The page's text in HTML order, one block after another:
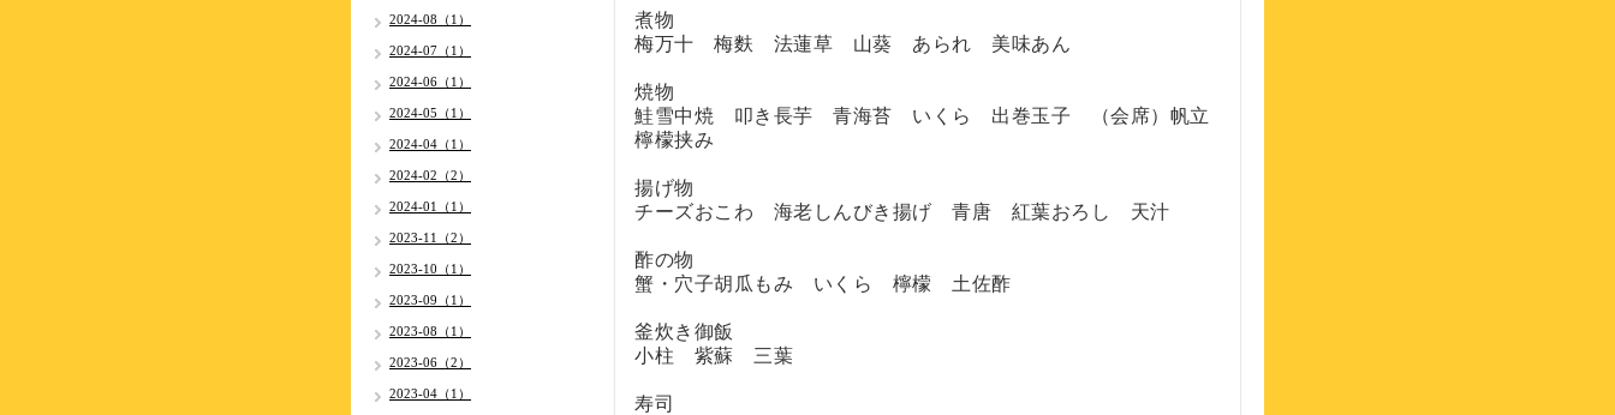
煮物
梅万十 梅麩 法蓮草 山葵 あられ 美味あん
焼物
鮭雪中焼 叩き長芋 青海苔 いくら 出巻玉子 （会席）帆立
檸檬挟み
揚げ物
チーズおこわ 海老しんびき揚げ 青唐 紅葉おろし 天汁
酢の物
蟹・穴子胡瓜もみ いくら 檸檬 土佐酢
釜炊き御飯
小柱 紫蘇 三葉
寿司
2024-08（1）
2024-07（1）
2024-06（1）
2024-05（1）
2024-04（1）
2024-02（2）
2024-01（1）
2023-11（2）
2023-10（1）
2023-09（1）
2023-08（1）
2023-06（2）
2023-04（1）